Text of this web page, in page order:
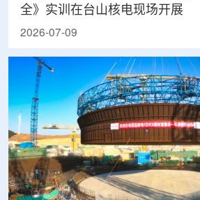
全》实训在台山核电现场开展
2026-07-09